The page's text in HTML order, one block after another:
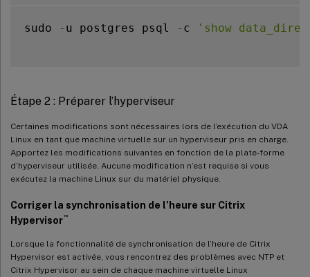
sudo - u postgres psql - c 'show
Étape 2 : Préparer l’hyperviseur
Certaines modifications sont nécessaires lors de l’exécution du VDA
Linux en tant que machine virtuelle sur un hyperviseur pris en charge.
Apportez les modifications suivantes en fonction de la plate-forme
d’hyperviseur utilisée. Aucune modification n’est requise si vous
exécutez la machine Linux sur du matériel physique.
Corriger la synchronisation de l’heure sur Citrix
Hypervisor™
Lorsque la fonctionnalité de synchronisation de l’heure de Citrix
Hypervisor est activée, vous rencontrez des problèmes avec NTP et
Citrix Hypervisor au sein de chaque machine virtuelle Linux